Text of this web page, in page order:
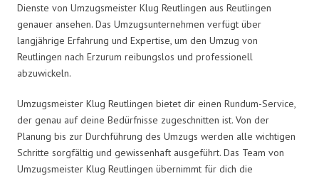
Dienste von Umzugsmeister Klug Reutlingen aus Reutlingen
genauer ansehen. Das Umzugsunternehmen verfügt über
langjährige Erfahrung und Expertise, um den Umzug von
Reutlingen nach Erzurum reibungslos und professionell
abzuwickeln.
Umzugsmeister Klug Reutlingen bietet dir einen Rundum-Service,
der genau auf deine Bedürfnisse zugeschnitten ist. Von der
Planung bis zur Durchführung des Umzugs werden alle wichtigen
Schritte sorgfältig und gewissenhaft ausgeführt. Das Team von
Umzugsmeister Klug Reutlingen übernimmt für dich die